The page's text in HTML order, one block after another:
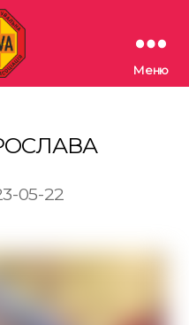
Меню
05-22